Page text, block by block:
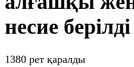
несие берілді
1380 рет қаралды